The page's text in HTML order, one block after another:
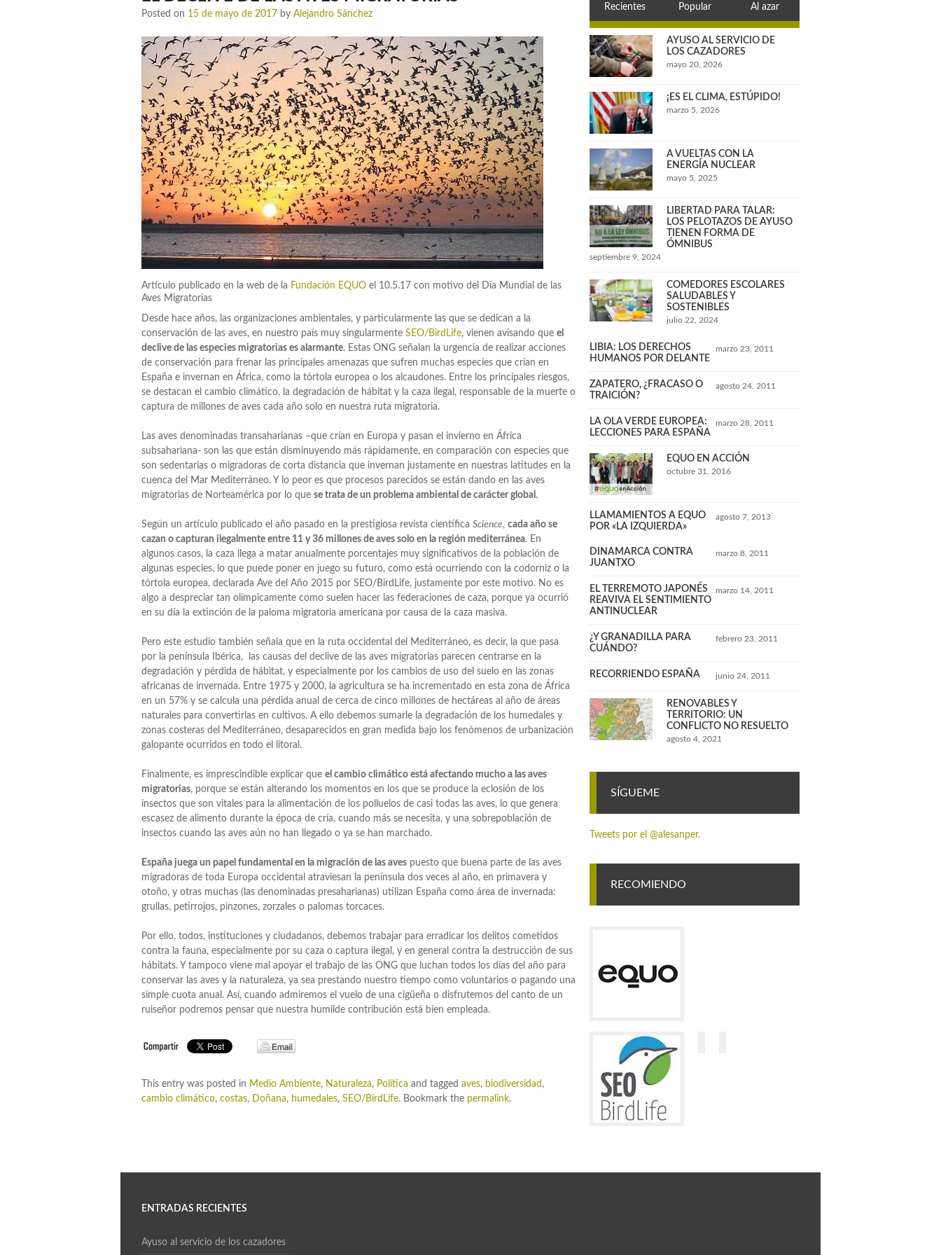
Posted on 15 de mayo de 2017 by Alejandro Sánchez
Artículo publicado en la web de la Fundación EQUO el 10.5.17 con motivo del Día Mundial de las
Aves Migratorias
Desde hace años, las organizaciones ambientales, y particularmente las que se dedican a la
conservación de las aves, en nuestro país muy singularmente SEO/BirdLife, vienen avisando que el
declive de las especies migratorias es alarmante. Estas ONG señalan la urgencia de realizar acciones
de conservación para frenar las principales amenazas que sufren muchas especies que crían en
España e invernan en África, como la tórtola europea o los alcaudones. Entre los principales riesgos,
se destacan el cambio climático, la degradación de hábitat y la caza ilegal, responsable de la muerte o
captura de millones de aves cada año solo en nuestra ruta migratoria.
Las aves denominadas transaharianas –que crían en Europa y pasan el invierno en África
subsahariana- son las que están disminuyendo más rápidamente, en comparación con especies que
son sedentarias o migradoras de corta distancia que invernan justamente en nuestras latitudes en la
cuenca del Mar Mediterráneo. Y lo peor es que procesos parecidos se están dando en las aves
migratorias de Norteamérica por lo que se trata de un problema ambiental de carácter global .
Según un artículo publicado el año pasado en la prestigiosa revista científica Science, cada año se
cazan o capturan ilegalmente entre 11 y 36 millones de aves solo en la región mediterránea. En
algunos casos, la caza llega a matar anualmente porcentajes muy significativos de la población de
algunas especies, lo que puede poner en juego su futuro, como está ocurriendo con la codorniz o la
tórtola europea, declarada Ave del Año 2015 por SEO/BirdLife, justamente por este motivo. No es
algo a despreciar tan olímpicamente como suelen hacer las federaciones de caza, porque ya ocurrió
en su día la extinción de la paloma migratoria americana por causa de la caza masiva.
Pero este estudio también señala que en la ruta occidental del Mediterráneo, es decir, la que pasa
por la península Ibérica, las causas del declive de las aves migratorias parecen centrarse en la
degradación y pérdida de hábitat, y especialmente por los cambios de uso del suelo en las zonas
africanas de invernada. Entre 1975 y 2000, la agricultura se ha incrementado en esta zona de África
en un 57% y se calcula una pérdida anual de cerca de cinco millones de hectáreas al año de áreas
naturales para convertirlas en cultivos. A ello debemos sumarle la degradación de los humedales y
zonas costeras del Mediterráneo, desaparecidos en gran medida bajo los fenómenos de urbanización
galopante ocurridos en todo el litoral.
Finalmente, es imprescindible explicar que el cambio climático está afectando mucho a las aves
migratorias, porque se están alterando los momentos en los que se produce la eclosión de los
insectos que son vitales para la alimentación de los polluelos de casi todas las aves, lo que genera
escasez de alimento durante la época de cría, cuando más se necesita, y una sobrepoblación de
insectos cuando las aves aún no han llegado o ya se han marchado.
España juega un papel fundamental en la migración de las aves puesto que buena parte de las aves
migradoras de toda Europa occidental atraviesan la península dos veces al año, en primavera y
otoño, y otras muchas (las denominadas presaharianas) utilizan España como área de invernada:
grullas, petirrojos, pinzones, zorzales o palomas torcaces.
Por ello, todos, instituciones y ciudadanos, debemos trabajar para erradicar los delitos cometidos
contra la fauna, especialmente por su caza o captura ilegal, y en general contra la destrucción de sus
hábitats. Y tampoco viene mal apoyar el trabajo de las ONG que luchan todos los días del año para
conservar las aves y la naturaleza, ya sea prestando nuestro tiempo como voluntarios o pagando una
simple cuota anual. Así, cuando admiremos el vuelo de una cigüeña o disfrutemos del canto de un
ruiseñor podremos pensar que nuestra humilde contribución está bien empleada.
This entry was posted in Medio Ambiente, Naturaleza, Política and tagged aves, biodiversidad ,
cambio climático, costas, Doñana, humedales, SEO/BirdLife. Bookmark the permalink.
Recientes Popular Al azar
AYUSO AL SERVICIO DE
LOS CAZADORES
mayo 20, 2026
¡ES EL CLIMA, ESTÚPIDO!
marzo 5, 2026
A VUELTAS CON LA
ENERGÍA NUCLEAR
mayo 5, 2025
LIBERTAD PARA TALAR:
LOS PELOTAZOS DE AYUSO
TIENEN FORMA DE
ÓMNIBUS
septiembre 9, 2024
COMEDORES ESCOLARES
SALUDABLES Y
SOSTENIBLES
julio 22, 2024
LIBIA: LOS DERECHOS
HUMANOS POR DELANTE
marzo 23, 2011
ZAPATERO, ¿FRACASO O
TRAICIÓN?
agosto 24, 2011
LA OLA VERDE EUROPEA:
LECCIONES PARA ESPAÑA
marzo 28, 2011
EQUO EN ACCIÓN
octubre 31, 2016
LLAMAMIENTOS A EQUO
POR «LA IZQUIERDA»
agosto 7, 2013
DINAMARCA CONTRA
JUANTXO
marzo 8, 2011
EL TERREMOTO JAPONÉS
REAVIVA EL SENTIMIENTO
ANTINUCLEAR
marzo 14, 2011
¿Y GRANADILLA PARA
CUÁNDO?
febrero 23, 2011
RECORRIENDO ESPAÑA junio 24, 2011
RENOVABLES Y
TERRITORIO: UN
CONFLICTO NO RESUELTO
agosto 4, 2021
SÍGUEME
Tweets por el @alesanper.
RECOMIENDO
ENTRADAS RECIENTES
Ayuso al servicio de los cazadores